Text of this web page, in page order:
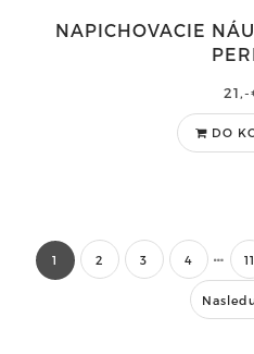
NAPICHOVACIE
DO
1 2 3 4 11